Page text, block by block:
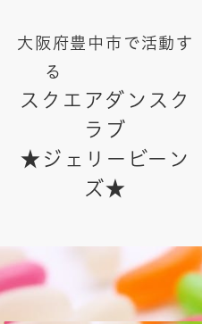
大阪府豊中市で活動す
る
スクエアダンスク
ラブ
★ジェリービーン
ズ★